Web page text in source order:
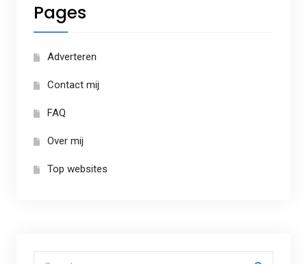
Pages
Adverteren
Contact mij
FAQ
Over mij
Top websites